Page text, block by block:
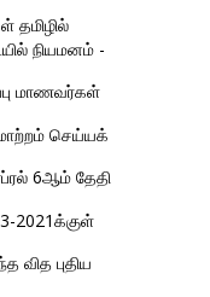
தமிழில்
நியமனம் -
மாணவர்கள்
செய்யக்
6ஆம் தேதி
2021க்குள்
வித புதிய